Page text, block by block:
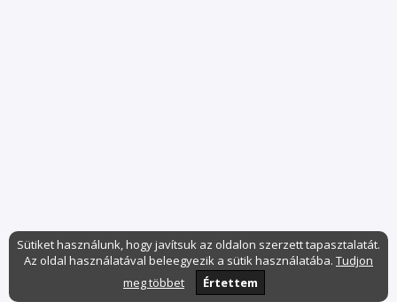
Sütiket használunk, hogy javítsuk az oldalon szerzett tapasztalatát.
Az oldal használatával beleegyezik a sütik használatába. Tudjon
meg többet
Értettem